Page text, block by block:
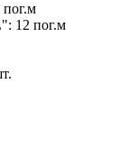
пог.м
12 пог.м